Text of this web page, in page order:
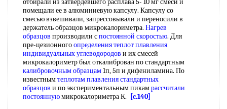
отбирали из затвердевшего расплава 5- 10 мг смеси и
помещали ее в алюминиевую капсулу. Капсулу со
смесью взвешивали, запрессовывали и переносили в
держатель образцов микрокалориметра. Нагрев
образцов производили спостоянной скоростью. Для
пре-цезионногоопределения теплот плавления
индивидуальных углеводородов и их смесей
микрокалориметр был откалиброван по стандартным
калибровочным образцам1п, 5п и дифениламина. По
известнымтеплотам плавлениястандартных
образцов и по экспериментальным пикамрассчитали
постояннуюмикрокалориметра К.
[c.140]